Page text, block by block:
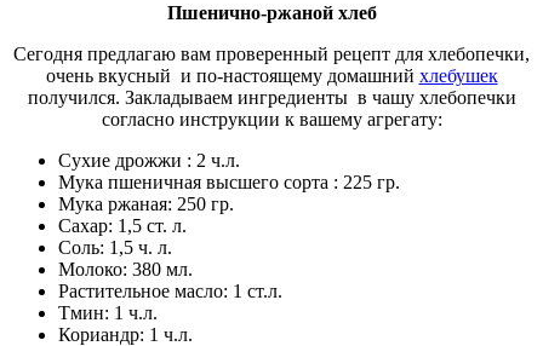
Пшенично-ржаной хлеб
Сегодня предлагаю вам проверенный рецепт для хлебопечки,
очень вкусный и по-настоящему домашний хлебушек
получился. Закладываем ингредиенты в чашу хлебопечки
согласно инструкции к вашему агрегату:
Сухие дрожжи : 2 ч.л.
Мука пшеничная высшего сорта : 225 гр.
Мука ржаная: 250 гр.
Сахар: 1,5 ст. л.
Соль: 1,5 ч. л.
Молоко: 380 мл.
Растительное масло: 1 ст.л.
Тмин: 1 ч.л.
Кориандр: 1 ч.л.